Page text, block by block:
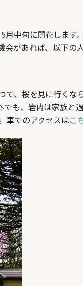
中旬に開花します
があれば、以下の
、桜を見に行くな
も、岩内は家族と
車でのアクセスはこ